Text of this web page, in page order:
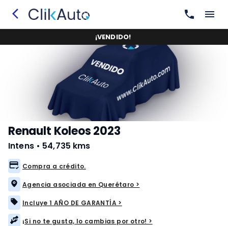
¡VENDIDO!
Renault Koleos 2023
Intens • 54,735 kms
Compra a crédito.
Agencia asociada en Querétaro >
Incluye 1 AÑO DE GARANTÍA >
¡Si no te gusta, lo cambias por otro! >